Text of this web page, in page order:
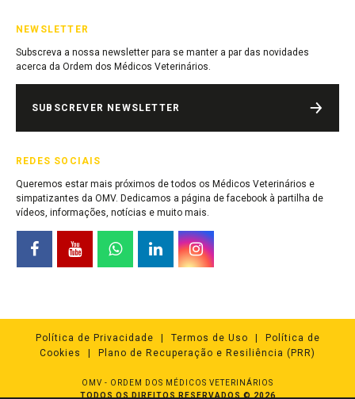
NEWSLETTER
Subscreva a nossa newsletter para se manter a par das novidades
acerca da Ordem dos Médicos Veterinários.
SUBSCREVER NEWSLETTER
REDES SOCIAIS
Queremos estar mais próximos de todos os Médicos Veterinários e
simpatizantes da OMV. Dedicamos a página de facebook à partilha de
vídeos, informações, notícias e muito mais.
Política de Privacidade Termos de Uso
Política de
Cookies
Plano de Recuperação e Resiliência (PRR)
OMV - ORDEM DOS MÉDICOS VETERINÁRIOS
TODOS OS DIREITOS RESERVADOS © 2026